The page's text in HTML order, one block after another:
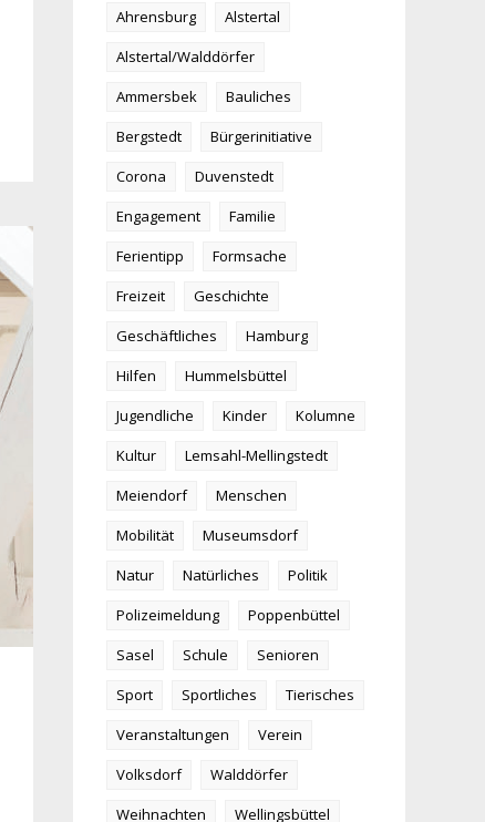
Ahrensburg
Alstertal
Alstertal/Walddörfer
Ammersbek
Bauliches
Bergstedt
Bürgerinitiative
Corona
Duvenstedt
Engagement
Familie
Ferientipp
Formsache
Freizeit
Geschichte
Geschäftliches
Hamburg
Hilfen
Hummelsbüttel
Jugendliche
Kinder
Kolumne
Kultur
Lemsahl-Mellingstedt
Meiendorf
Menschen
Mobilität
Museumsdorf
Natur
Natürliches
Politik
Polizeimeldung
Poppenbüttel
Sasel
Schule
Senioren
Sport
Sportliches
Tierisches
Veranstaltungen
Verein
Volksdorf
Walddörfer
Weihnachten
Wellingsbüttel